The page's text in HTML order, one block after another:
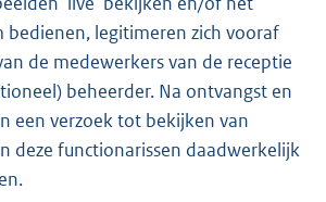
bedienen, legitimeren zich vooraf
de medewerkers van de receptie
beheerder. Na ontvangst en
een verzoek tot bekijken van
deze functionarissen daadwerkelijk